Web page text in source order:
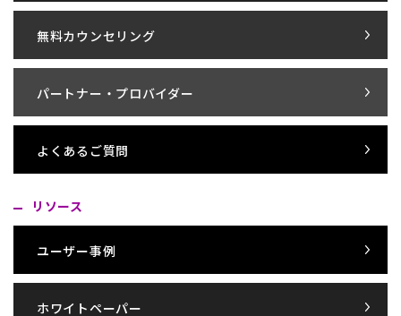
無料カウンセリング
パートナー・プロバイダー
よくあるご質問
リソース
ユーザー事例
ホワイトペーパー